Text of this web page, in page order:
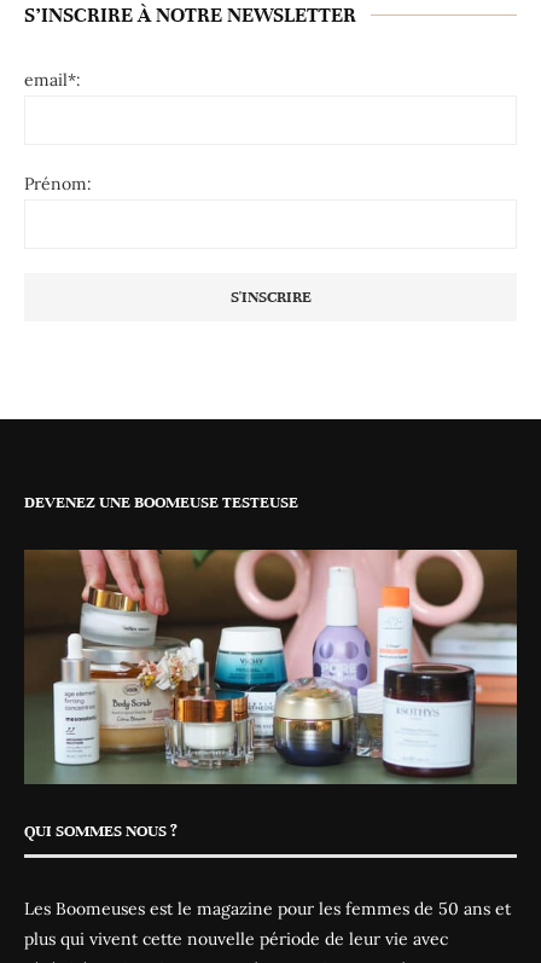
S’INSCRIRE À NOTRE NEWSLETTER
email*:
Prénom:
DEVENEZ UNE BOOMEUSE TESTEUSE
QUI SOMMES NOUS ?
Les Boomeuses est le magazine pour les femmes de 50 ans et
plus qui vivent cette nouvelle période de leur vie avec